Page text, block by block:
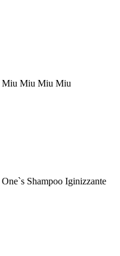
Miu Miu Miu Miu
One`s Shampoo Iginizzante